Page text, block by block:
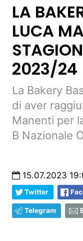
LA
LUCA
2023/24
La Bakery
di aver
Manenti per
B Nazionale
15.07.2023
Twitter
Telegram